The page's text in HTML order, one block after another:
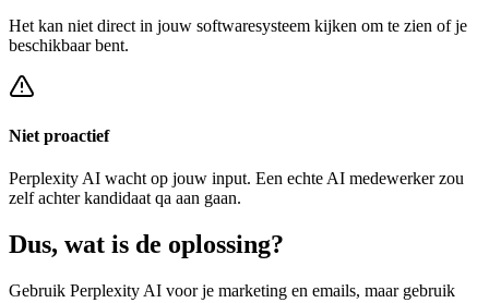
Het kan niet direct in jouw softwaresysteem kijken om te zien of je
beschikbaar bent.
Niet proactief
Perplexity AI wacht op jouw input. Een echte AI medewerker zou
zelf achterkandidaat qa aan gaan.
Dus, wat is de oplossing?
Gebruik Perplexity AI voor je marketing en emails, maar gebruik